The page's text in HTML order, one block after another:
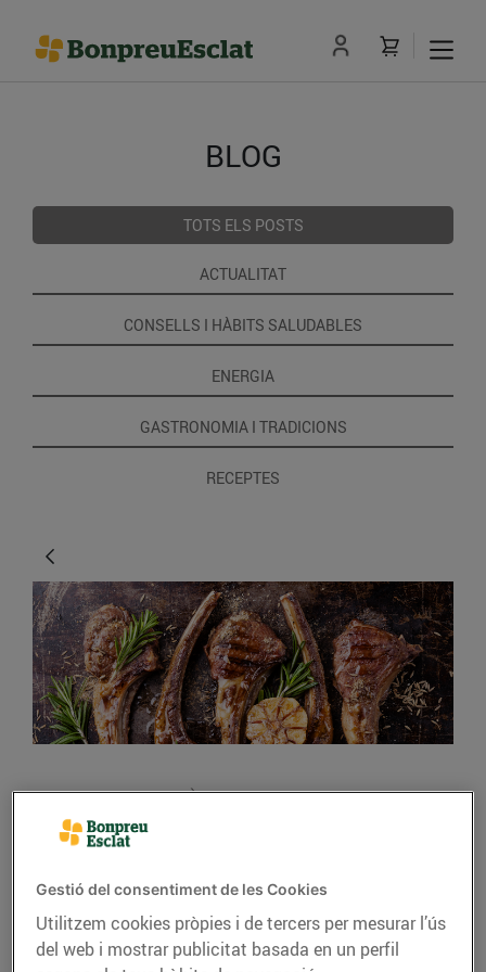
BLOG
TOTS ELS POSTS
ACTUALITAT
CONSELLS I HÀBITS SALUDABLES
ENERGIA
GASTRONOMIA I TRADICIONS
RECEPTES
CONSELLS I HÀBITS SALUDABLES
Xai, carn de festa
20/de gener/2020
Amb una carn tendra i un gust inconfusible, el xai
Gestió del consentiment de les Cookies
Utilitzem cookies pròpies i de tercers per mesurar l’ús
del web i mostrar publicitat basada en un perfil